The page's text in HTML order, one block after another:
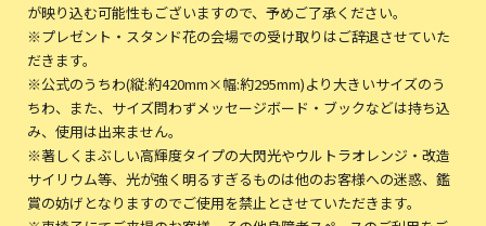
が映り込む可能性もございますので、予めご了承ください。
※プレゼント・スタンド花の会場での受け取りはご辞退させていた
だきます。
※公式のうちわ(縦:約420mm×幅:約295mm)より大きいサイズのう
ちわ、また、サイズ問わずメッセージボード・ブックなどは持ち込
み、使用は出来ません。
※著しくまぶしい高輝度タイプの大閃光やウルトラオレンジ・改造
サイリウム等、光が強く明るすぎるものは他のお客様への迷惑、鑑
賞の妨げとなりますのでご使用を禁止とさせていただきます。